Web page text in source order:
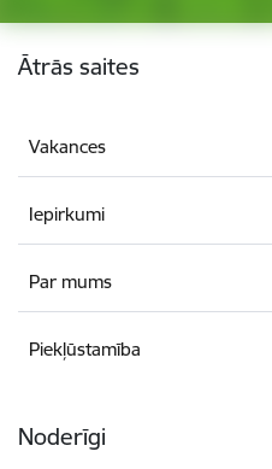
Kājene
Ātrās saites
Vakances
Iepirkumi
Par mums
Piekļūstamība
Noderīgi